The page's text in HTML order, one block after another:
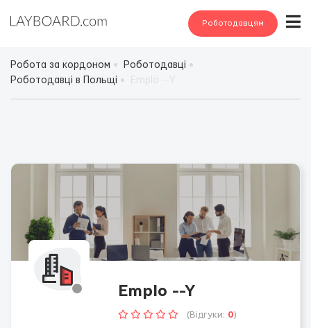
Роботодавцям
Робота за кордоном
Роботодавці
Роботодавці в Польщі
Emplo --Y
(Відгуки: 0)